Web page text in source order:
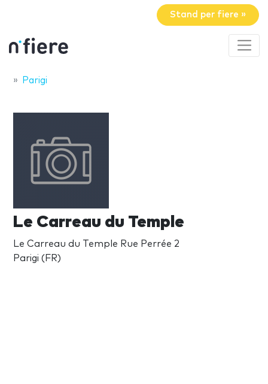
Stand per fiere »
Parigi
Le Carreau du Temple
Le Carreau du Temple Rue Perrée 2
Parigi (FR)